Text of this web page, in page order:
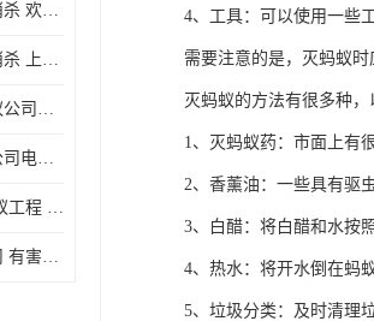
禅城南庄镇学校园区消杀 欢迎电话咨询 价格优惠
顺德北活镇食堂园区消杀 上门服务 确定方案
禅城石湾镇街道灭白蚁公司电话 病媒生物防治 上门服务 确定方案
佛山容桂街道灭蚂蚁公司电话 白蚁防治 上门服务 确定方案
鹤山市灭蚂蚁公司 白蚁工程 欢迎电话咨询 价格优惠
江门开平市灭白蚁公司 有害生物防治 上门服务 确定方案
4、工具：可以使用一些
需要注意的是，灭蚂蚁
灭蚂蚁的方法有很多种，
1、灭蚂蚁药：市面上有
2、香薰油：一些具有驱
3、白醋：将白醋和水按
4、热水：将开水倒在蚂
5、垃圾分类：及时清理